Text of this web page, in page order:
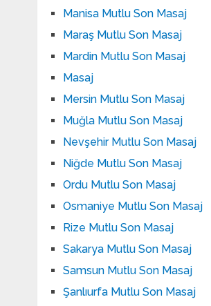
Manisa Mutlu Son Masaj
Maraş Mutlu Son Masaj
Mardin Mutlu Son Masaj
Masaj
Mersin Mutlu Son Masaj
Muğla Mutlu Son Masaj
Nevşehir Mutlu Son Masaj
Niğde Mutlu Son Masaj
Ordu Mutlu Son Masaj
Osmaniye Mutlu Son Masaj
Rize Mutlu Son Masaj
Sakarya Mutlu Son Masaj
Samsun Mutlu Son Masaj
Şanlıurfa Mutlu Son Masaj